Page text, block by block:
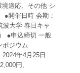
適応、その他 シ
●開催日時 会期：
波大学 春日キャ
●申込締切 一般
シンポジウム
年4月25日
円、